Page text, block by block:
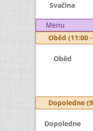
Svačina
Menu
Oběd (11:00
Oběd
Dopoledne
Dopoledne